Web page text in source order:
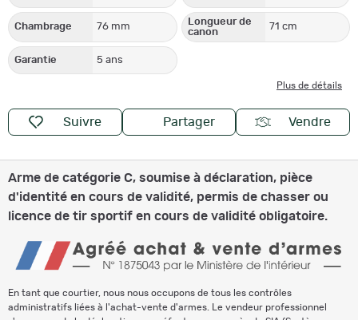
Chambrage 76 mm
Longueur de
canon
71 cm
Garantie 5 ans
Plus de détails
Suivre Partager Vendre
Arme de catégorie C, soumise à déclaration, pièce
d'identité en cours de validité, permis de chasser ou
licence de tir sportif en cours de validité obligatoire.
En tant que courtier, nous nous occupons de tous les contrôles
administratifs liées à l'achat-vente d'armes. Le vendeur professionnel